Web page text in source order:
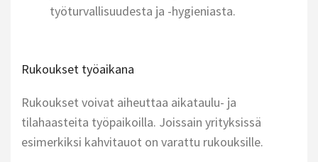
työturvallisuudesta ja -hygieniasta.
Rukoukset työaikana
Rukoukset voivat aiheuttaa aikataulu- ja
tilahaasteita työpaikoilla. Joissain yrityksissä
esimerkiksi kahvitauot on varattu rukouksille.